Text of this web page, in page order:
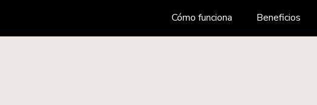
Cómo funciona Beneficios